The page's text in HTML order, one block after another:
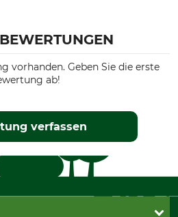
vorhanden. Geben Sie die erste
ab!
verfassen